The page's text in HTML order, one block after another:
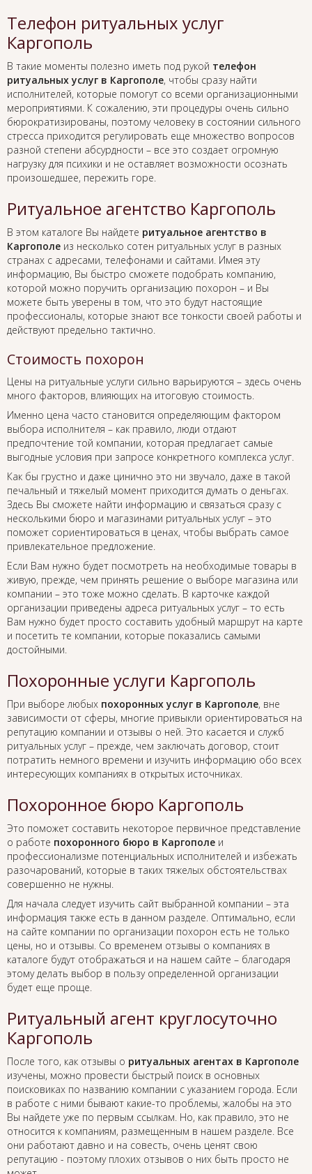
Телефон ритуальных услуг
Каргополь
В такие моменты полезно иметь под рукой телефон
ритуальных услуг в Каргополе, чтобы сразу найти
исполнителей, которые помогут со всеми организационными
мероприятиями. К сожалению, эти процедуры очень сильно
бюрократизированы, поэтому человеку в состоянии сильного
стресса приходится регулировать еще множество вопросов
разной степени абсурдности – все это создает огромную
нагрузку для психики и не оставляет возможности осознать
произошедшее, пережить горе.
Ритуальное агентство Каргополь
В этом каталоге Вы найдете ритуальное агентство в
Каргополе из несколько сотен ритуальных услуг в разных
странах с адресами, телефонами и сайтами. Имея эту
информацию, Вы быстро сможете подобрать компанию,
которой можно поручить организацию похорон – и Вы
можете быть уверены в том, что это будут настоящие
профессионалы, которые знают все тонкости своей работы и
действуют предельно тактично.
Стоимость похорон
Цены на ритуальные услуги сильно варьируются – здесь очень
много факторов, влияющих на итоговую стоимость.
Именно цена часто становится определяющим фактором
выбора исполнителя – как правило, люди отдают
предпочтение той компании, которая предлагает самые
выгодные условия при запросе конкретного комплекса услуг.
Как бы грустно и даже цинично это ни звучало, даже в такой
печальный и тяжелый момент приходится думать о деньгах.
Здесь Вы сможете найти информацию и связаться сразу с
несколькими бюро и магазинами ритуальных услуг – это
поможет сориентироваться в ценах, чтобы выбрать самое
привлекательное предложение.
Если Вам нужно будет посмотреть на необходимые товары в
живую, прежде, чем принять решение о выборе магазина или
компании – это тоже можно сделать. В карточке каждой
организации приведены адреса ритуальных услуг – то есть
Вам нужно будет просто составить удобный маршрут на карте
и посетить те компании, которые показались самыми
достойными.
Похоронные услуги Каргополь
При выборе любых похоронных услуг в Каргополе, вне
зависимости от сферы, многие привыкли ориентироваться на
репутацию компании и отзывы о ней. Это касается и служб
ритуальных услуг – прежде, чем заключать договор, стоит
потратить немного времени и изучить информацию обо всех
интересующих компаниях в открытых источниках.
Похоронное бюро Каргополь
Это поможет составить некоторое первичное представление
о работе похоронного бюро в Каргополе и
профессионализме потенциальных исполнителей и избежать
разочарований, которые в таких тяжелых обстоятельствах
совершенно не нужны.
Для начала следует изучить сайт выбранной компании – эта
информация также есть в данном разделе. Оптимально, если
на сайте компании по организации похорон есть не только
цены, но и отзывы. Со временем отзывы о компаниях в
каталоге будут отображаться и на нашем сайте – благодаря
этому делать выбор в пользу определенной организации
будет еще проще.
Ритуальный агент круглосуточно
Каргополь
После того, как отзывы о ритуальных агентах в Каргополе
изучены, можно провести быстрый поиск в основных
поисковиках по названию компании с указанием города. Если
в работе с ними бывают какие-то проблемы, жалобы на это
Вы найдете уже по первым ссылкам. Но, как правило, это не
относится к компаниям, размещенным в нашем разделе. Все
они работают давно и на совесть, очень ценят свою
репутацию - поэтому плохих отзывов о них быть просто не